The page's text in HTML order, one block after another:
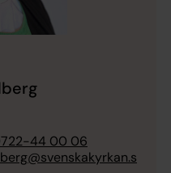
44 00 06